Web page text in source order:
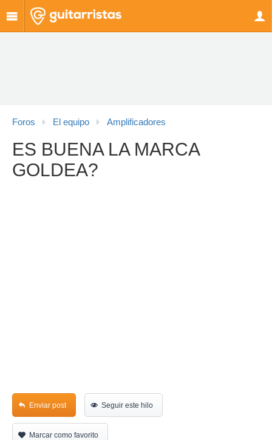
Foros El equipo Amplificadores
ES BUENA LA MARCA
GOLDEA?
Enviar post Seguir este hilo
Marcar como favorito